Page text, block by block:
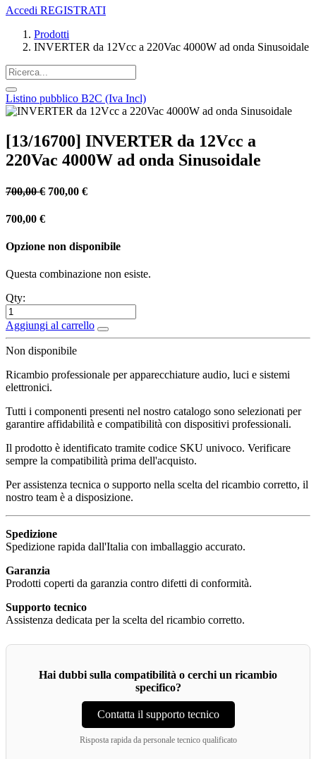
Accedi REGISTRATI
Prodotti
INVERTER da 12Vcc a 220Vac 4000W ad onda Sinusoidale
Listino pubblico B2C (Iva Incl)
[13/16700] INVERTER da 12Vcc a
220Vac 4000W ad onda Sinusoidale
700,00€ 700,00 €
700,00 €
Opzione non disponibile
Questa combinazione non esiste.
Qty:
Aggiungi al carrello
Non disponibile
Ricambio professionale per apparecchiature audio, luci e sistemi
elettronici.
Tutti i componenti presenti nel nostro catalogo sono selezionati per
garantire affidabilità e compatibilità con dispositivi professionali.
Il prodotto è identificato tramite codice SKU univoco. Verificare
sempre la compatibilità prima dell'acquisto.
Per assistenza tecnica o supporto nella scelta del ricambio corretto, il
nostro team è a disposizione.
Spedizione
Spedizione rapida dall'Italia con imballaggio accurato.
Garanzia
Prodotti coperti da garanzia contro difetti di conformità.
Supporto tecnico
Assistenza dedicata per la scelta del ricambio corretto.
Hai dubbi sulla compatibilità o cerchi un ricambio
specifico?
Contatta il supporto tecnico
Risposta rapida da personale tecnico qualificato